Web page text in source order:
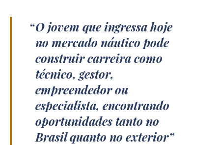
O jovem que ingressa hoje
no mercado náutico pode
construir carreira como
técnico, gestor,
empreendedor ou
especialista, encontrando
oportunidades tanto no
Brasil quanto no exterior